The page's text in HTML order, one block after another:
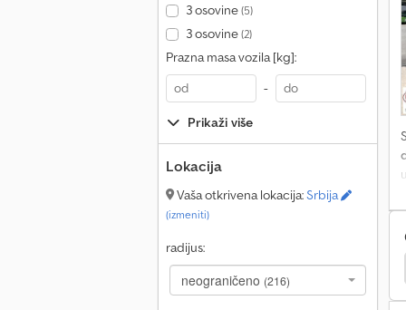
3 osovine(5)
3 osovine(2)
Prazna masa vozila [kg]:
-
Prikaži više
Lokacija
Vaša otkrivena lokacija:Srbija
(izmeniti)
radijus:
neograničeno (216)